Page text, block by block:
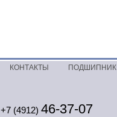
+7 (4912) 46-37-07
КОНТАКТЫ